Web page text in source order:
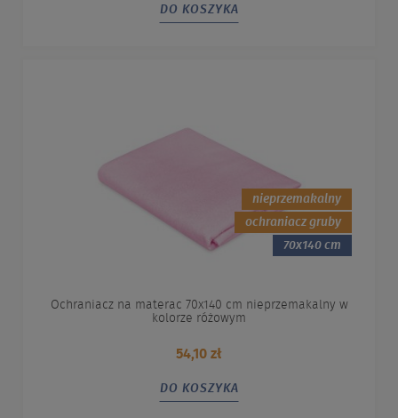
DO KOSZYKA
nieprzemakalny
ochraniacz gruby
70x140 cm
Ochraniacz na materac 70x140 cm nieprzemakalny w
kolorze różowym
54,10 zł
DO KOSZYKA